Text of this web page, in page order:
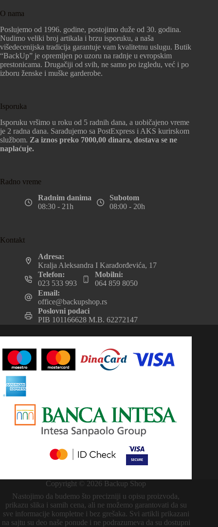
O nama
Poslujemo od 1996. godine, postojimo duže od 30. godina.
Nudimo veliki broj artikala i brzu isporuku, a naša
višedecenijska tradicija garantuje vam kvalitetnu uslugu. Butik
“BackUp” je opremljen po uzoru na radnje u evropskim
prestonicama. Drugačiji od svih, ne samo po izgledu, već i po
izboru ženske i muške garderobe.
Isporuka
Isporuku vršimo u roku od 5 radnih dana, a uobičajeno vreme
je 2 radna dana. Sarađujemo sa PostExpress i AKS kurirskom
službom. Za iznos preko 7000,00 dinara, dostava se ne
naplaćuje.
Radno vreme
Radnim danima
08:30 - 21h
Subotom
08:00 - 20h
Kontakt
Adresa:
Kralja Aleksandra I Karađorđevića, 17
Telefon:
023 533 993
Mobilni:
064 859 8050
Email:
office@backupshop.rs
Poslovni podaci
PIB 101166628 M.B. 62272147
Copyright © 2026 Backup Shop
Nastojimo da budemo što precizniji u opisu proizvoda,
prikazu slika i samih cena, ali ne možemo garantovati da su
sve informacije kompletne i bez grešaka. Svi artikli prikazani
na sajtu su deo naše ponude i ne podrazumeva da su dostupni